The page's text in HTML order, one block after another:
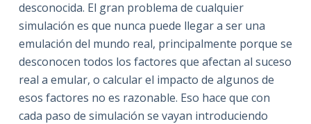
desconocida. El gran problema de cualquier
simulación es que nunca puede llegar a ser una
emulación del mundo real, principalmente porque se
desconocen todos los factores que afectan al suceso
real a emular, o calcular el impacto de algunos de
esos factores no es razonable. Eso hace que con
cada paso de simulación se vayan introduciendo